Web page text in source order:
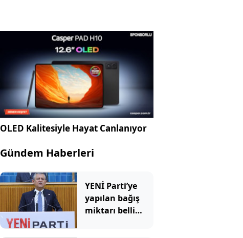
OLED Kalitesiyle Hayat Canlanıyor
Gündem Haberleri
YENİ Parti’ye
yapılan bağış
miktarı belli